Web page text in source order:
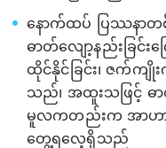
နောက်ထပ် ပြဿနာ
ဓာတ်လျော့နည်းခြင်း
ထိုင်နိုင်ခြင်း၊ ဇက်က
သည်၊ အထူးသဖြင့် ဓာ
မူလကတည်းက အာဟာ
တွေ့ရလေ့ရှိသည်